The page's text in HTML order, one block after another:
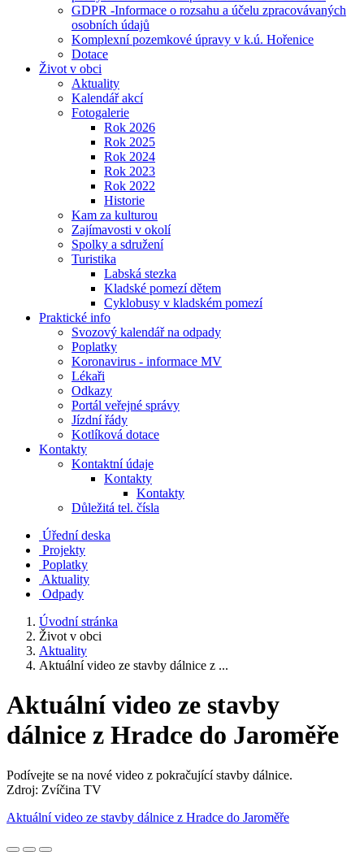
GDPR -Informace o rozsahu a účelu zpracovávaných
osobních údajů
Komplexní pozemkové úpravy v k.ú. Hořenice
Dotace
Život v obci
Aktuality
Kalendář akcí
Fotogalerie
Rok 2026
Rok 2025
Rok 2024
Rok 2023
Rok 2022
Historie
Kam za kulturou
Zajímavosti v okolí
Spolky a sdružení
Turistika
Labská stezka
Kladské pomezí dětem
Cyklobusy v kladském pomezí
Praktické info
Svozový kalendář na odpady
Poplatky
Koronavirus - informace MV
Lékaři
Odkazy
Portál veřejné správy
Jízdní řády
Kotlíková dotace
Kontakty
Kontaktní údaje
Kontakty
Kontakty
Důležitá tel. čísla
Úřední deska
Projekty
Poplatky
Aktuality
Odpady
Úvodní stránka
Život v obci
Aktuality
Aktuální video ze stavby dálnice z ...
Aktuální video ze stavby
dálnice z Hradce do Jaroměře
Podívejte se na nové video z pokračující stavby dálnice.
Zdroj: Zvíčina TV
Aktuální video ze stavby dálnice z Hradce do Jaroměře